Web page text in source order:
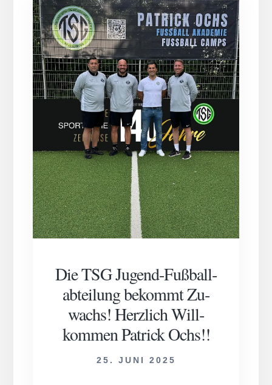
tur­
nier-
Woch­
en­
en­
de
bei
der
TSG!
Die TSG Jug­end-Fuß­ball­
ab­teil­ung be­kommt Zu­
wachs! Herz­lich Will­
komm­en Pat­rick Ochs!!
25. JUNI 2025